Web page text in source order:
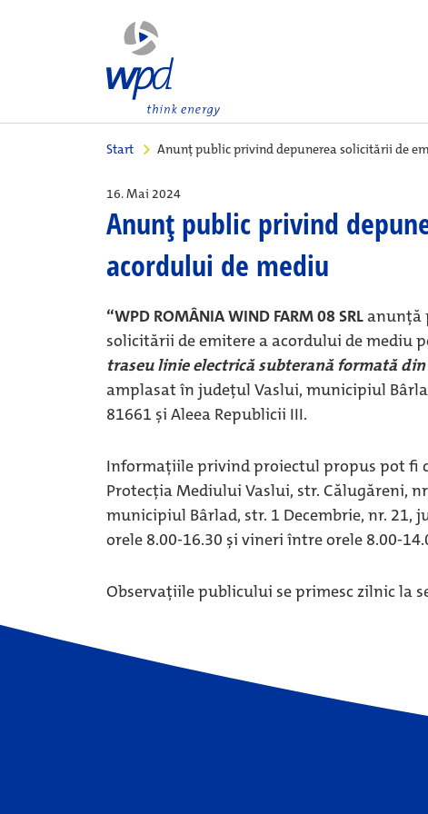
Start Anunţ public privind depunerea solicitării de
16. Mai 2024
Anunţ public privind
acordului de mediu
“WPD ROMÂNIA WIND FARM 08 SRL anunţă
solicitării de emitere a acordului de mediu
traseu linie electrică subterană formată
amplasat în județul Vaslui, municipiul
81661 și Aleea Republicii III.
Informaţiile privind proiectul propus pot fi
Protecția Mediului Vaslui, str. Călugăreni,
municipiul Bârlad, str. 1 Decembrie, nr. 21,
orele 8.00-16.30 și vineri între orele 8.00-
Observaţiile publicului se primesc zilnic la